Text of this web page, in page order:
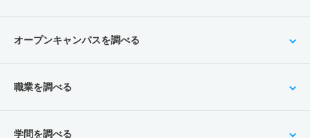
オープンキャンパスを調べる
職業を調べる
学問を調べる